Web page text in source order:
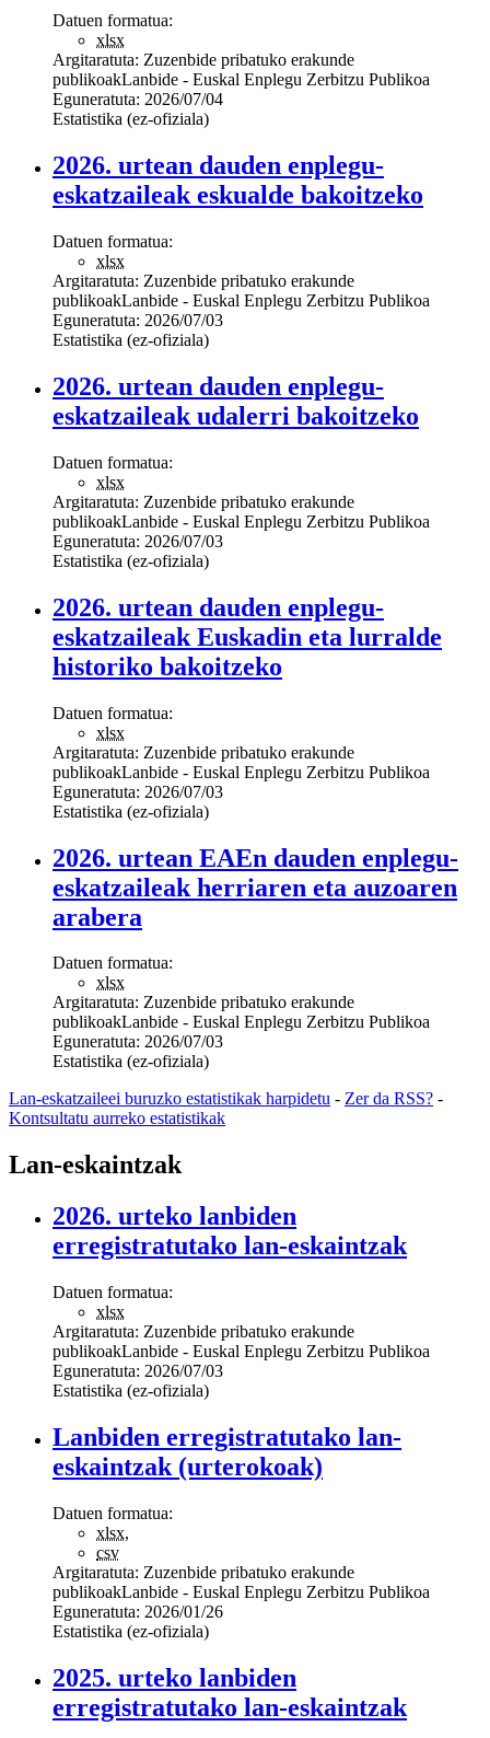
Datuen formatua:
xlsx
Argitaratuta: Zuzenbide pribatuko erakunde
publikoakLanbide - Euskal Enplegu Zerbitzu Publikoa
Eguneratuta: 2026/07/04
Estatistika (ez-ofiziala)
2026. urtean dauden enplegu-
eskatzaileak eskualde bakoitzeko
Datuen formatua:
xlsx
Argitaratuta: Zuzenbide pribatuko erakunde
publikoakLanbide - Euskal Enplegu Zerbitzu Publikoa
Eguneratuta: 2026/07/03
Estatistika (ez-ofiziala)
2026. urtean dauden enplegu-
eskatzaileak udalerri bakoitzeko
Datuen formatua:
xlsx
Argitaratuta: Zuzenbide pribatuko erakunde
publikoakLanbide - Euskal Enplegu Zerbitzu Publikoa
Eguneratuta: 2026/07/03
Estatistika (ez-ofiziala)
2026. urtean dauden enplegu-
eskatzaileak Euskadin eta lurralde
historiko bakoitzeko
Datuen formatua:
xlsx
Argitaratuta: Zuzenbide pribatuko erakunde
publikoakLanbide - Euskal Enplegu Zerbitzu Publikoa
Eguneratuta: 2026/07/03
Estatistika (ez-ofiziala)
2026. urtean EAEn dauden enplegu-
eskatzaileak herriaren eta auzoaren
arabera
Datuen formatua:
xlsx
Argitaratuta: Zuzenbide pribatuko erakunde
publikoakLanbide - Euskal Enplegu Zerbitzu Publikoa
Eguneratuta: 2026/07/03
Estatistika (ez-ofiziala)
Lan-eskatzaileei buruzko estatistikak harpidetu - Zer da RSS? -
Kontsultatu aurreko estatistikak
Lan-eskaintzak
2026. urteko lanbiden
erregistratutako lan-eskaintzak
Datuen formatua:
xlsx
Argitaratuta: Zuzenbide pribatuko erakunde
publikoakLanbide - Euskal Enplegu Zerbitzu Publikoa
Eguneratuta: 2026/07/03
Estatistika (ez-ofiziala)
Lanbiden erregistratutako lan-
eskaintzak (urterokoak)
Datuen formatua:
xlsx,
csv
Argitaratuta: Zuzenbide pribatuko erakunde
publikoakLanbide - Euskal Enplegu Zerbitzu Publikoa
Eguneratuta: 2026/01/26
Estatistika (ez-ofiziala)
2025. urteko lanbiden
erregistratutako lan-eskaintzak